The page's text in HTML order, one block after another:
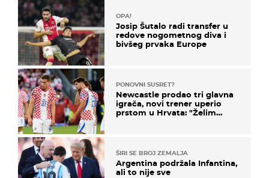
OPA!
Josip Šutalo radi transfer u
redove nogometnog diva i
bivšeg prvaka Europe
PONOVNI SUSRET?
Newcastle prodao tri glavna
igrača, novi trener uperio
prstom u Hrvata: "Želim
ŠIRI SE BROJ ZEMALJA
Argentina podržala Infantina,
ali to nije sve